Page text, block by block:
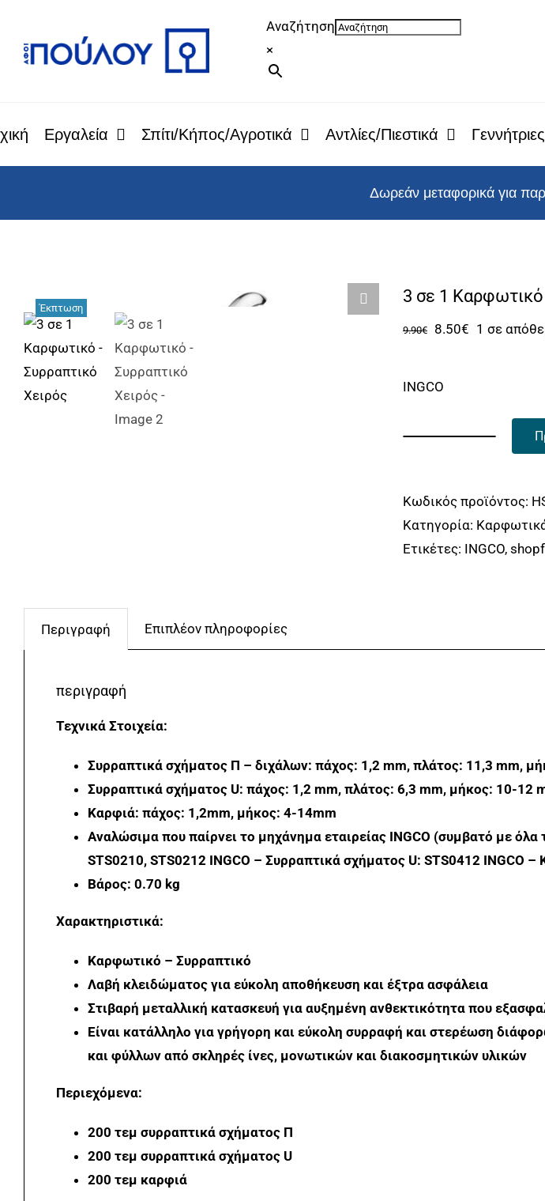
περιεχόμενο
Αναζήτηση
×
Εργαλεία Σπίτι/Κήπος/Αγροτικά Αντλίες/Πιεστικά
Δωρεάν μεταφορικά για
Έκπτωση
3 σε 1
9.90€
Original
8.50€ Η1 σε
INGCO
Καρφωτικό
Κωδικός προϊόντος:
Κατηγορία:
Ετικέτες: INGCO,
Περιγραφή Επιπλέον πληροφορίες
περιγραφή
Τεχνικά Στοιχεία:
Συρραπτικά σχήματος Π – διχάλων: πάχος: 1,2 mm, πλάτος: 11,3 mm,
Συρραπτικά σχήματος U: πάχος: 1,2 mm, πλάτος: 6,3 mm, μήκος: 10-12
Καρφιά: πάχος: 1,2mm, μήκος: 4-14mm
Αναλώσιμα που παίρνει το μηχάνημα εταιρείας INGCO (συμβατό με όλα
STS0210, STS0212 INGCO – Συρραπτικά σχήματος U: STS0412 INGCO –
Βάρος: 0.70 kg
Χαρακτηριστικά:
Καρφωτικό – Συρραπτικό
Λαβή κλειδώματος για εύκολη αποθήκευση και έξτρα ασφάλεια
Στιβαρή μεταλλική κατασκευή για αυξημένη ανθεκτικότητα που
Είναι κατάλληλο για γρήγορη και εύκολη συρραφή και στερέωση
και φύλλων από σκληρές ίνες, μονωτικών και διακοσμητικών υλικών
Περιεχόμενα:
200 τεμ συρραπτικά σχήματος Π
200 τεμ συρραπτικά σχήματος U
200 τεμ καρφιά